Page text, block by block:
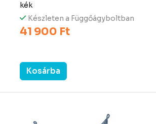
kék
Készleten a Függőágyboltban
41 900 Ft
Kosárba